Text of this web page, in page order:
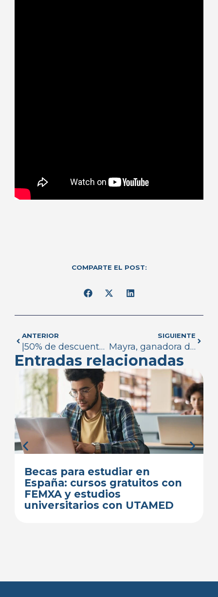
COMPARTE EL POST:
ANTERIOR
|50% de descuento| Boot camp de programación
SIGUIENTE
Mayra, ganadora de una beca de 100% para el boot camp de programación
Entradas relacionadas
Becas para estudiar en
España: cursos gratuitos con
FEMXA y estudios
universitarios con UTAMED